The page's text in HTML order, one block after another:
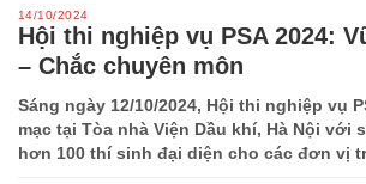
14/10/2024
Hội thi nghiệp vụ PSA 2024:
– Chắc chuyên môn
Sáng ngày 12/10/2024, Hội thi nghiệp vụ
mạc tại Tòa nhà Viện Dầu khí, Hà Nội với
hơn 100 thí sinh đại diện cho các đơn vị